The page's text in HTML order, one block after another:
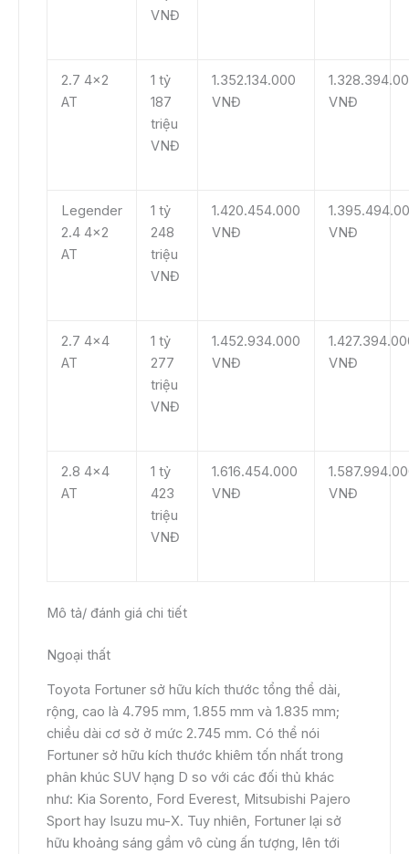
VNĐ
2.7 4×2
AT
1 tỷ
187
triệu
VNĐ
1.352.134.000
VNĐ
VNĐ
Legender
2.4 4×2
AT
1 tỷ
248
triệu
VNĐ
1.420.454.000
VNĐ
VNĐ
2.7 4×4
AT
1 tỷ
277
triệu
VNĐ
1.452.934.000
VNĐ
VNĐ
2.8 4×4
AT
1 tỷ
423
triệu
VNĐ
1.616.454.000
VNĐ
VNĐ
Mô tả/ đánh giá chi tiết
Ngoại thất
Toyota Fortuner sở hữu kích thước tổng thể dài,
rộng, cao là 4.795 mm, 1.855 mm và 1.835 mm;
chiều dài cơ sở ở mức 2.745 mm. Có thể nói
Fortuner sở hữu kích thước khiêm tốn nhất trong
phân khúc SUV hạng D so với các đối thủ khác
như: Kia Sorento, Ford Everest, Mitsubishi Pajero
Sport hay Isuzu mu-X. Tuy nhiên, Fortuner lại sở
hữu khoảng sáng gầm vô cùng ấn tượng, lên tới